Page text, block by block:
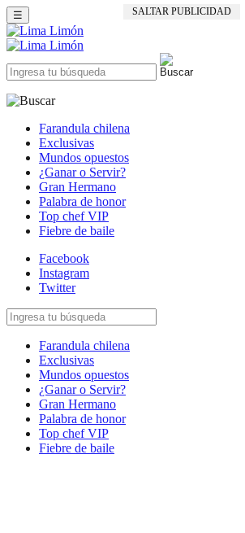
SALTAR PUBLICIDAD
☰
Farandula chilena
Exclusivas
Mundos opuestos
¿Ganar o Servir?
Gran Hermano
Palabra de honor
Top chef VIP
Fiebre de baile
Facebook
Instagram
Twitter
Farandula chilena
Exclusivas
Mundos opuestos
¿Ganar o Servir?
Gran Hermano
Palabra de honor
Top chef VIP
Fiebre de baile